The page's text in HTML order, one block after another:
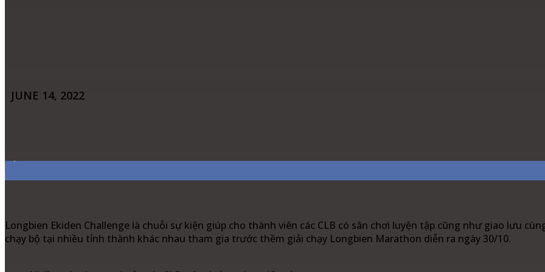
JUNE 14, 2022
Longbien Ekiden Challenge là chuỗi sự kiện giúp cho thành viên các CLB có sân chơi luyện tập cũng như giao lưu
chạy bộ tại nhiều tỉnh thành khác nhau tham gia trước thềm giải chạy Longbien Marathon diễn ra ngày 30/10.